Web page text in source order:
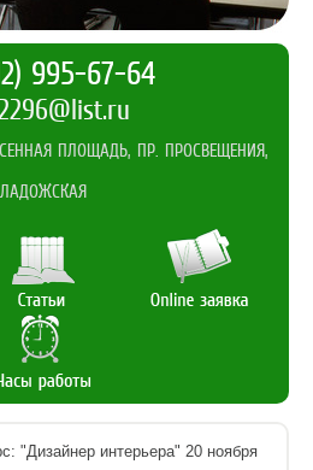
995-67-64
ПЛОЩАДЬ, ПР. ПРОСВЕЩЕНИЯ,
ЛАДОЖСКАЯ
"Дизайнер интерьера" 20 ноября